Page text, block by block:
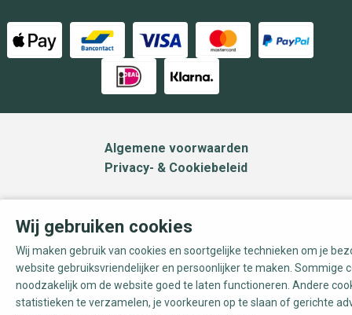
Algemene voorwaarden
Privacy- & Cookiebeleid
Wij gebruiken cookies
Wij maken gebruik van cookies en soortgelijke technieken om je
website gebruiksvriendelijker en persoonlijker te maken. Sommige
noodzakelijk om de website goed te laten functioneren. Andere
statistieken te verzamelen, je voorkeuren op te slaan of gerichte